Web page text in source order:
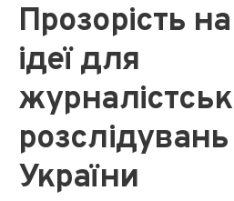
Прозорість
ідеї для
розслідувань
України